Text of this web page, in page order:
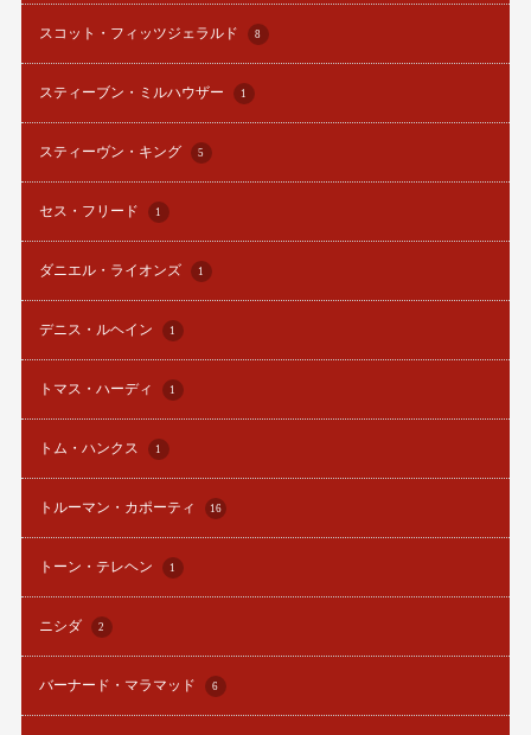
スコット・フィッツジェラルド 8
スティーブン・ミルハウザー 1
スティーヴン・キング 5
セス・フリード 1
ダニエル・ライオンズ 1
デニス・ルヘイン 1
トマス・ハーディ 1
トム・ハンクス 1
トルーマン・カポーティ 16
トーン・テレヘン 1
ニシダ 2
バーナード・マラマッド 6